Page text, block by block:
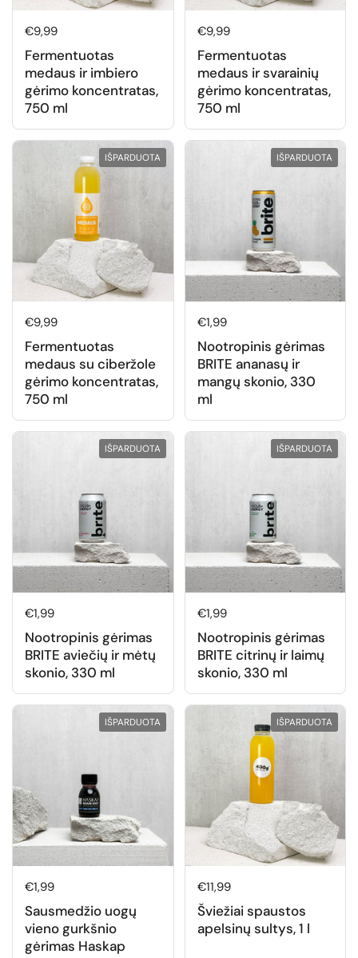
Normali kaina
€9,99
Fermentuotas
medaus ir imbiero
gėrimo koncentratas,
750 ml
Normali kaina
€9,99
Fermentuotas
medaus ir svarainių
gėrimo koncentratas,
750 ml
Normali kaina
€9,99
Fermentuotas
medaus su ciberžole
gėrimo koncentratas,
750 ml
IŠPARDUOTA
Normali kaina
€1,99
Nootropinis gėrimas
BRITE ananasų ir
mangų skonio, 330
ml
IŠPARDUOTA
Normali kaina
€1,99
Nootropinis gėrimas
BRITE aviečių ir mėtų
skonio, 330 ml
IŠPARDUOTA
Normali kaina
€1,99
Nootropinis gėrimas
BRITE citrinų ir laimų
skonio, 330 ml
IŠPARDUOTA
Normali kaina
€1,99
Sausmedžio uogų
vieno gurkšnio
gėrimas Haskap
IŠPARDUOTA
Normali kaina
€11,99
Šviežiai spaustos
apelsinų sultys, 1 l
IŠPARDUOTA